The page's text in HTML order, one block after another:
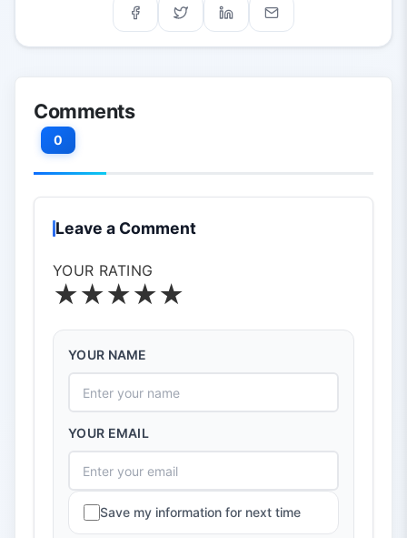
Comments
0
Leave a Comment
YOUR RATING
★★★★★
YOUR NAME
YOUR EMAIL
Save my information for next time